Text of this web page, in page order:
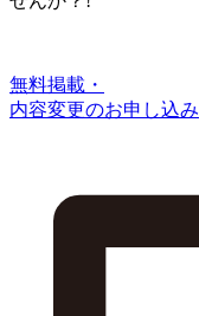
無料掲載・
内容変更のお申し込み